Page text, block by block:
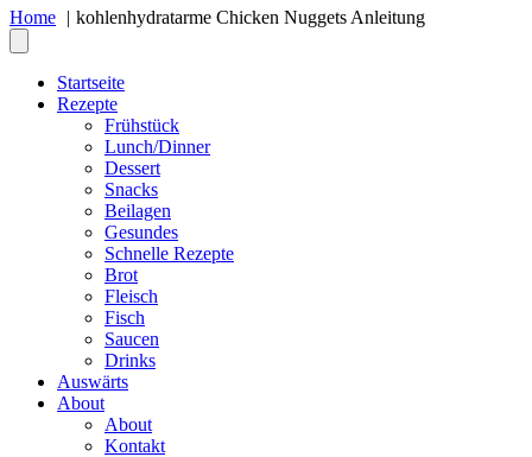
Home
kohlenhydratarme Chicken Nuggets Anleitung
Startseite
Rezepte
Frühstück
Lunch/Dinner
Dessert
Snacks
Beilagen
Gesundes
Schnelle Rezepte
Brot
Fleisch
Fisch
Saucen
Drinks
Auswärts
About
About
Kontakt